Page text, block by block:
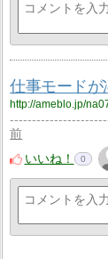
仕事モード
http://ameblo.jp/
前
いいね！
0